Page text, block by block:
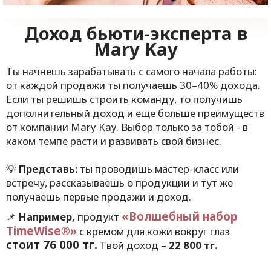
Доход бьюти-эксперта в
Mary Kay
Ты начнешь зарабатывать с самого начала работы:
от каждой продажи ты получаешь 30–40% дохода.
Если ты решишь строить команду, то получишь
дополнительный доход и еще больше преимуществ
от компании Mary Kay. Выбор только за тобой - в
каком темпе расти и развивать свой бизнес.
💡 Представь: ты проводишь мастер-класс или
встречу, рассказываешь о продукции и тут же
получаешь первые продажи и доход.
📌 Например, продукт «Волшебный набор
TimeWise®» с кремом для кожи вокруг глаз
стоит 76 000 тг. Твой доход – 22 800 тг.